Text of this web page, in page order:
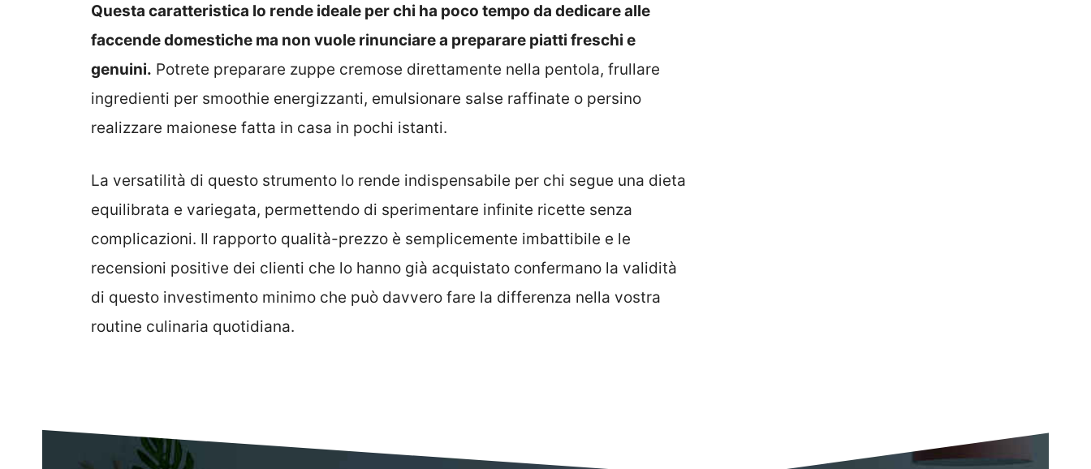
Questa caratteristica lo rende ideale per chi ha poco tempo da dedicare alle
faccende domestiche ma non vuole rinunciare a preparare piatti freschi e
genuini. Potrete preparare zuppe cremose direttamente nella pentola, frullare
ingredienti per smoothie energizzanti, emulsionare salse raffinate o persino
realizzare maionese fatta in casa in pochi istanti.
La versatilità di questo strumento lo rende indispensabile per chi segue una dieta
equilibrata e variegata, permettendo di sperimentare infinite ricette senza
complicazioni. Il rapporto qualità-prezzo è semplicemente imbattibile e le
recensioni positive dei clienti che lo hanno già acquistato confermano la validità
di questo investimento minimo che può davvero fare la differenza nella vostra
routine culinaria quotidiana.